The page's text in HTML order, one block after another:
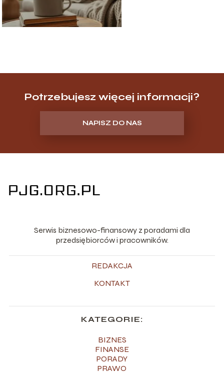
Potrzebujesz więcej informacji?
NAPISZ DO NAS
Serwis biznesowo-finansowy z poradami dla
przedsiębiorców i pracowników.
REDAKCJA
KONTAKT
KATEGORIE:
BIZNES
FINANSE
PORADY
PRAWO